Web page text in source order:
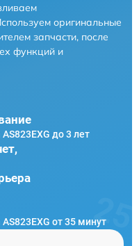
оригинальные
запчасти, после
функций и
до 3 лет
от 35 минут